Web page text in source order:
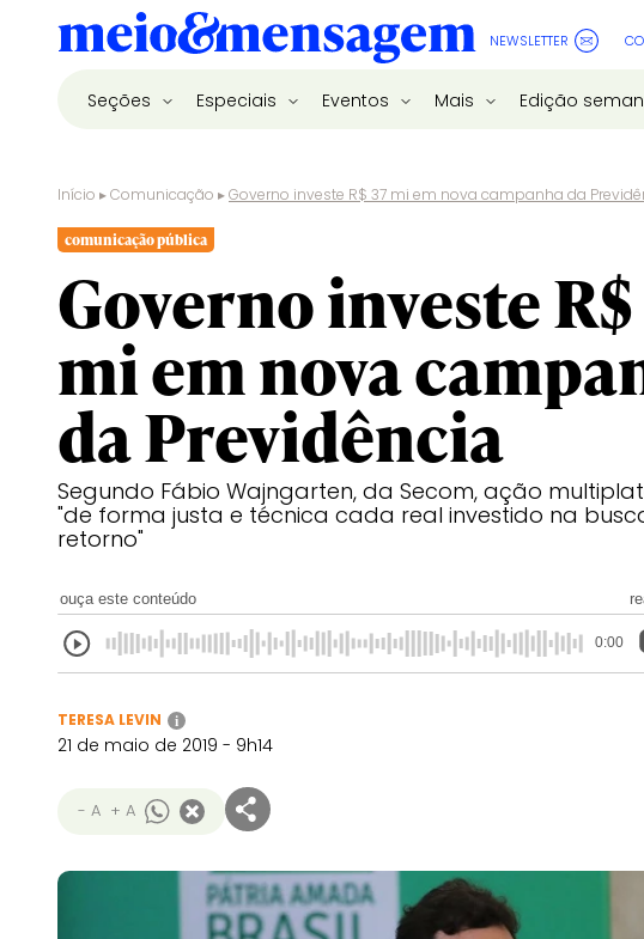
NEWSLETTER
Seções Especiais Eventos Mais Edição
Início ▸Comunicação ▸Governo investe R$ 37 mi em nova campanha da
comunicação pública
Governo investe R$
mi em nova
da Previdência
Segundo Fábio Wajngarten, da Secom, ação
"de forma justa e técnica cada real investido na
retorno"
ouça este conteúdo
0:00
TERESA LEVIN i
21 de maio de 2019 - 9h14
- A + A